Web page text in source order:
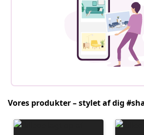
Vores produkter – stylet af dig